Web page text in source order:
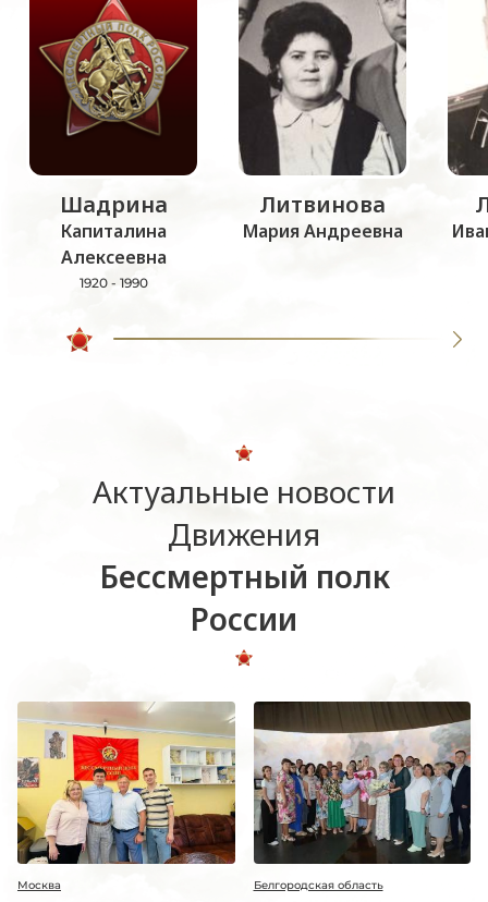
Шадрина
Капиталина
Алексеевна
1920 - 1990
Литвинова
Мария Андреевна
Актуальные новости
Движения
Бессмертный полк
России
Москва Белгородская область